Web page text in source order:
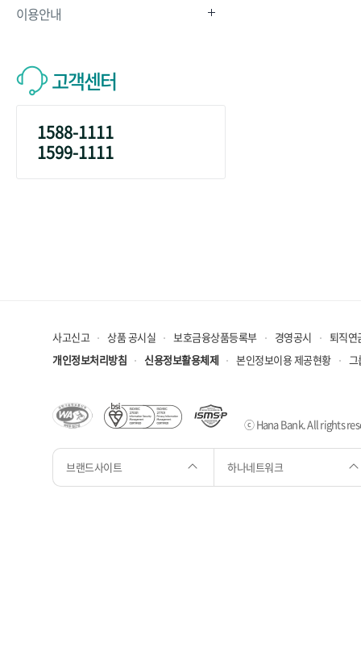
이용안내
고객센터
1588-1111
1599-1111
사고신고 상품 공시실 보호금융상품등록부 경영공시
퇴직연
개인정보처리방침
신용정보활용체제 본인정보이용 제공현황 그
ⓒ Hana Bank. All rights
브랜드사이트 하나네트워크